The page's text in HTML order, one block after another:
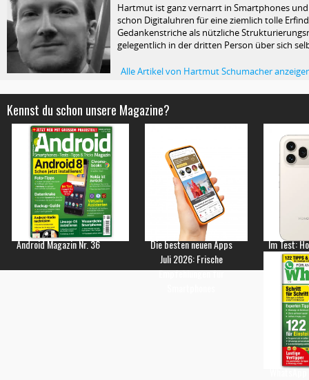
Hartmut ist ganz vernarrt in Smartphones
schon Digitaluhren für eine ziemlich tolle
Gedankenstriche als nützliche
gelegentlich in der dritten Person über sich
Alle Artikel von Hartmut Schumacher
Kennst du schon unsere Magazine?
Android Magazin Nr. 36
Die besten neuen Apps
Juli 2026: Frische
Empfehlungen für
Im Test: